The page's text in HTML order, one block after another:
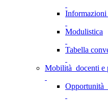
Informazioni
Modulistica
Tabella
Mobilità docenti e
Opportunità